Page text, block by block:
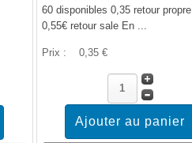
60 disponibles 0,35 retour propre
0,55€ retour sale En ...
Prix : 0,35 €